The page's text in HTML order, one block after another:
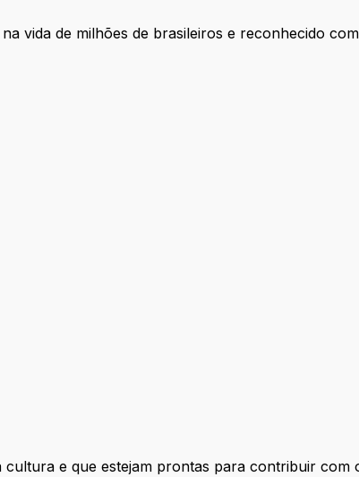
vida de milhões de brasileiros e reconhecido
e que estejam prontas para contribuir com